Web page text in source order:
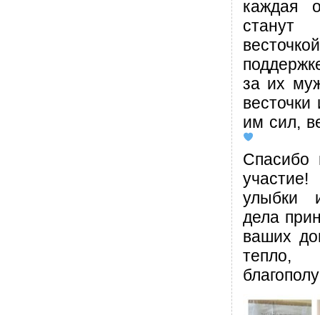
каждая
за их
им сил,
Спасибо
улыбки
дела
ваших